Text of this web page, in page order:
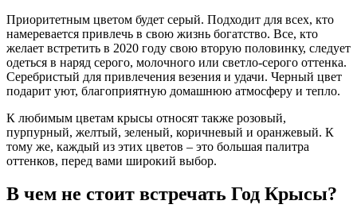
Приоритетным цветом будет серый. Подходит для всех, кто
намеревается привлечь в свою жизнь богатство. Все, кто
желает встретить в 2020 году свою вторую половинку, следует
одеться в наряд серого, молочного или светло-серого оттенка.
Серебристый для привлечения везения и удачи. Черный цвет
подарит уют, благоприятную домашнюю атмосферу и тепло.
К любимым цветам крысы относят также розовый,
пурпурный, желтый, зеленый, коричневый и оранжевый. К
тому же, каждый из этих цветов – это большая палитра
оттенков, перед вами широкий выбор.
В чем не стоит встречать Год Крысы?